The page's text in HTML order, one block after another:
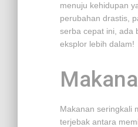
menuju kehidupan
perubahan drastis,
serba cepat ini, ada
eksplor lebih dalam!
Makanan seringkali
terjebak antara